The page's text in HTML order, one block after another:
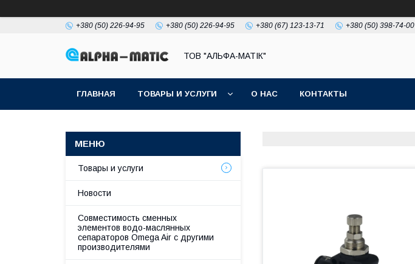
+380 (50) 226-94-95 +380 (50) 226-94-95 +380 (67) 123-13-71 +380 (50) 398-74-00
ТОВ "АЛЬФА-МАТІК"
ГЛАВНАЯ ТОВАРЫ И УСЛУГИ О НАС КОНТАКТЫ
Товары и услуги
Новости
Совместимость сменных
элементов водо-маслянных
сепараторов Omega Air с другими
производителями